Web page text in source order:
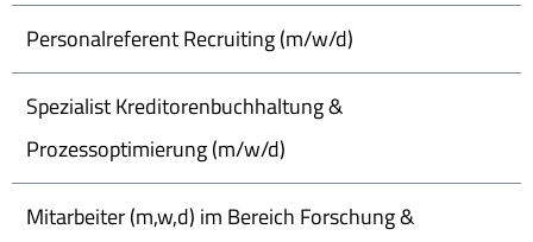
Personalreferent Recruiting (m/w/d)
Spezialist Kreditorenbuchhaltung &
Prozessoptimierung (m/w/d)
Mitarbeiter (m,w,d) im Bereich Forschung &